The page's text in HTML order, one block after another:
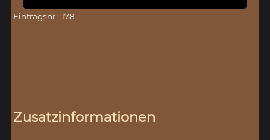
Eintragsnr.: 178
Zusatzinformationen